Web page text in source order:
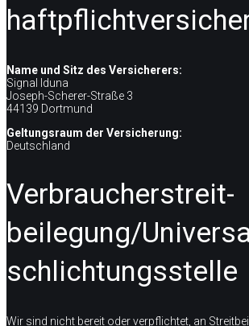
Name und Sitz des Versicherers:
Signal Iduna
Joseph-Scherer-Straße 3
44139 Dortmund
Geltungsraum der Versicherung:
Deutschland
Verbraucher­streit­
beilegung/
schlichtungs­stelle
Wir sind nicht bereit oder verpflichtet, an